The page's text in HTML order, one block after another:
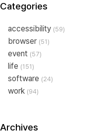
Categories
accessibility (59)
browser (51)
event (57)
life (151)
software (24)
work (94)
Archives